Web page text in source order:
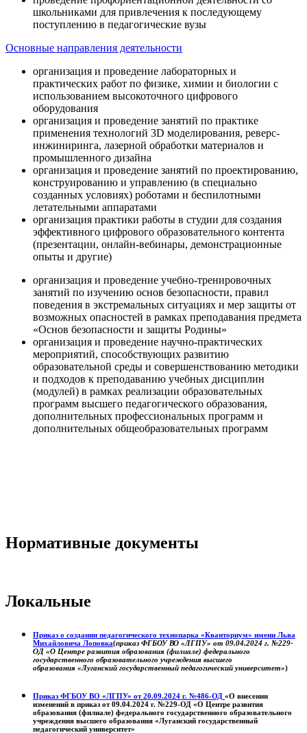
школьниками для привлечения к последующему
поступлению в педагогические вузы
Основные направления деятельности
организация и проведение лабораторных и
практических работ по физике, химии и биологии с
использованием высокоточного цифрового
оборудования
организация и проведение занятий по практике
применения технологий 3D моделирования, реверс-
инжиниринга, лазерной обработки материалов и
промышленного дизайна
организация и проведение занятий по проектированию,
конструированию и управлению (в специально
созданных условиях) роботами и беспилотными
летательными аппаратами
организация практики работы в студии для создания
эффективного цифрового образовательного контента
(презентации, онлайн-вебинары, демонстрационные
опыты и другие)
организация и проведение учебно-тренировочных
занятий по изучению основ безопасности, правил
поведения в экстремальных ситуациях и мер защиты от
возможных опасностей в рамках преподавания предмета
«Основ безопасности и защиты Родины»
организация и проведение научно-практических
мероприятий, способствующих развитию
образовательной среды и совершенствованию методики
и подходов к преподаванию учебных дисциплин
(модулей) в рамках реализации образовательных
программ высшего педагогического образования,
дополнительных профессиональных программ и
дополнительных общеобразовательных программ
Нормативные документы
Локальные
Приказ о создании педагогического технопарка «Кванториум» имени Льва
Михайловича Лоповка(приказ ФГБОУ ВО «ЛГПУ» от 09.04.2024 г. №229-
ОД «О Центре развития образования (филиале) федерального
государственного образовательного учреждения высшего
образования «Луганский государственный педагогический университет»)
Приказ ФГБОУ ВО «ЛГПУ» от 20.09.2024 г. №486-ОД «О внесении
изменений в приказ от 09.04.2024 г. №229-ОД «О Центре развития
образования (филиале) федерального государственного образовательного
учреждения высшего образования «Луганский государственный
педагогический университет»